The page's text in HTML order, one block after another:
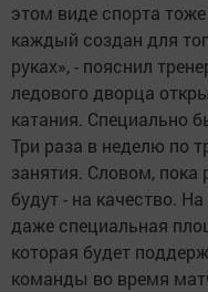
этом виде спорта
каждый создан для
руках», - пояснил
ледового дворца
катания. Специально
Три раза в неделю по
занятия. Словом, пока
будут - на качество.
даже специальная
которая будет
команды во время